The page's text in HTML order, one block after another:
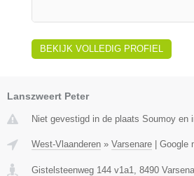
BEKIJK VOLLEDIG PROFIEL
Lanszweert Peter
Niet gevestigd in de plaats Soumoy en
West-Vlaanderen » Varsenare Google
Gistelsteenweg 144 v1a1 8490